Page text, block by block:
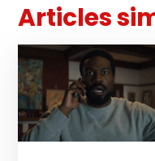
Articles